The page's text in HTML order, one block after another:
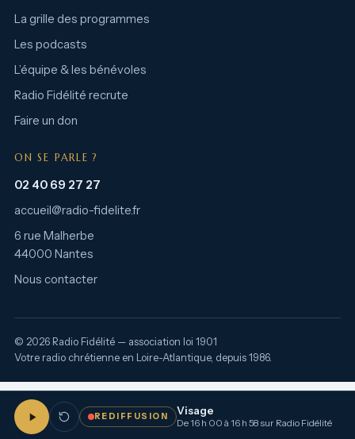
La grille des programmes
Les podcasts
L’équipe & les bénévoles
Radio Fidélité recrute
Faire un don
ON SE PARLE ?
02 40 69 27 27
accueil@radio-fidelite.fr
6 rue Malherbe
44000 Nantes
Nous contacter
© 2026 Radio Fidélité — association loi 1901
Votre radio chrétienne en Loire-Atlantique, depuis 1986.
REDIFFUSION Visage
De 16 h 00 à 16 h 58 sur Radio Fidélité